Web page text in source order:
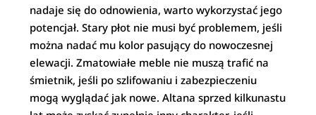
nadaje się do odnowienia, warto wykorzystać jego
potencjał. Stary płot nie musi być problemem, jeśli
można nadać mu kolor pasujący do nowoczesnej
elewacji. Zmatowiałe meble nie muszą trafić na
śmietnik, jeśli po szlifowaniu i zabezpieczeniu
mogą wyglądać jak nowe. Altana sprzed kilkunastu